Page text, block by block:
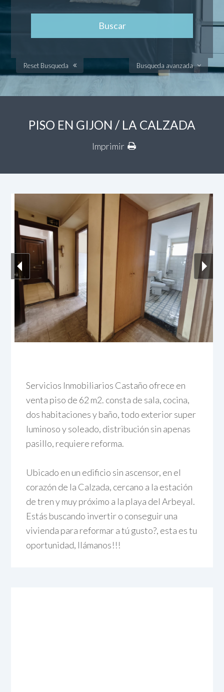
Busqueda avanzada
Reset Busqueda
PISO EN GIJON / LA CALZADA
Imprimir
Servicios Inmobiliarios Castaño ofrece en
venta piso de 62 m2. consta de sala, cocina,
dos habitaciones y baño, todo exterior super
luminoso y soleado, distribución sin apenas
pasillo, requiere reforma.
Ubicado en un edificio sin ascensor, en el
corazón de la Calzada, cercano a la estación
de tren y muy próximo a la playa del Arbeyal.
Estás buscando invertir o conseguir una
vivienda para reformar a tú gusto?, esta es tu
oportunidad, llámanos!!!